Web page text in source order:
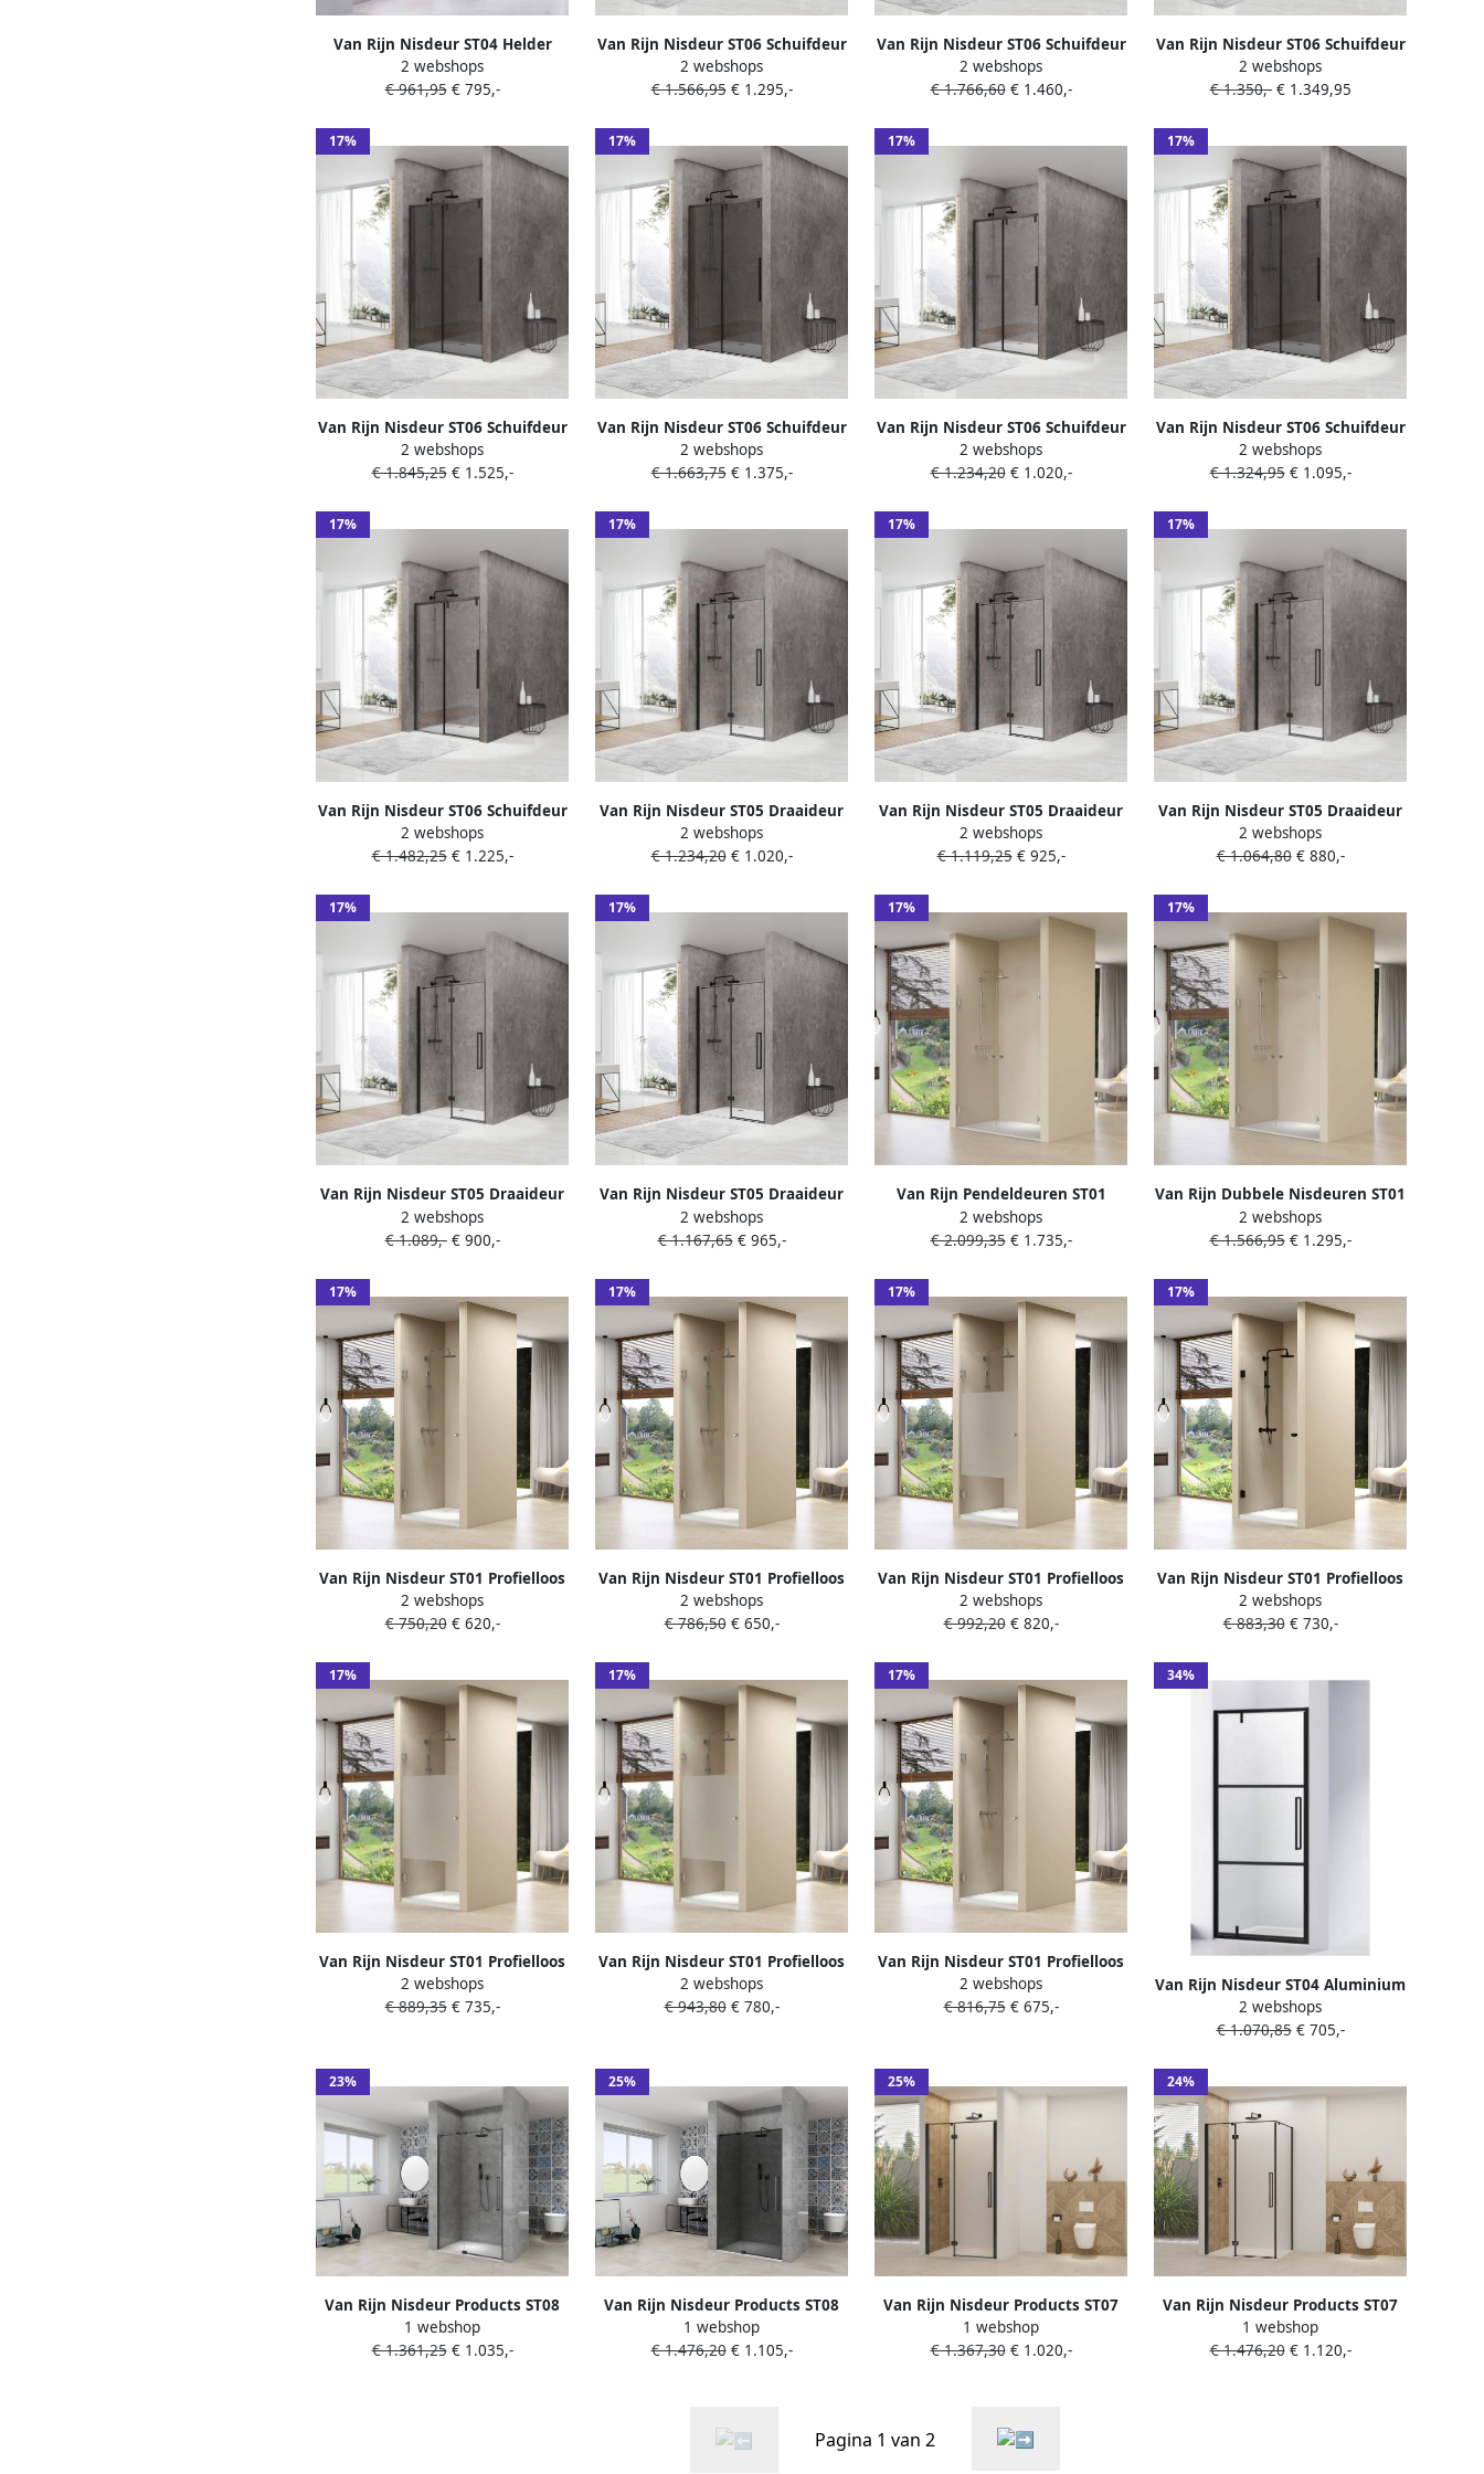
Van Rijn Nisdeur ST04 Helder
Glas 6 mm incl. Glasbehandeling
Omkeerbaar 6 mm 100x200 cm
2 webshops
€ 961,95€ 795,-
Van Rijn Nisdeur ST06 Schuifdeur
Met Vaste Wand 160x200 cm 8
mm Soft Close Zwart
2 webshops
€ 1.566,95€ 1.295,-
Van Rijn Nisdeur ST06 Schuifdeur
Met Vaste Wand Rookglas
160x200 cm 8 mm Soft Close
2 webshops
€ 1.766,60€ 1.460,-
Van Rijn Nisdeur ST06 Schuifdeur
Met Vaste Wand 180x200 cm 8
mm Soft Close Zwart
2 webshops
€ 1.350,-€ 1.349,95
17%
Van Rijn Nisdeur ST06 Schuifdeur
Met Vaste Wand Rookglas
180x200 cm 8 mm Soft Close
2 webshops
€ 1.845,25€ 1.525,-
17%
Van Rijn Nisdeur ST06 Schuifdeur
Met Vaste Wand Rookglas
140x200 cm 8 mm Soft Close
2 webshops
€ 1.663,75€ 1.375,-
17%
Van Rijn Nisdeur ST06 Schuifdeur
Met Vaste Wand 120x200 cm 8
mm Soft Close Zwart
2 webshops
€ 1.234,20€ 1.020,-
17%
Van Rijn Nisdeur ST06 Schuifdeur
Met Vaste Wand Rookglas
120x200 cm 8 mm Soft Close
2 webshops
€ 1.324,95€ 1.095,-
17%
Van Rijn Nisdeur ST06 Schuifdeur
Met Vaste Wand 140x200 cm 8
mm Soft Close Zwart
2 webshops
€ 1.482,25€ 1.225,-
17%
Van Rijn Nisdeur ST05 Draaideur
Met Vaste Wand 140x200 cm 8
mm Zwart
2 webshops
€ 1.234,20€ 1.020,-
17%
Van Rijn Nisdeur ST05 Draaideur
Met Vaste Wand 110x200 cm 8
mm Zwart
2 webshops
€ 1.119,25€ 925,-
17%
Van Rijn Nisdeur ST05 Draaideur
Met Vaste Wand 90x200 cm 8
mm Zwart
2 webshops
€ 1.064,80€ 880,-
17%
Van Rijn Nisdeur ST05 Draaideur
Met Vaste Wand 100x200 cm 8
mm Zwart
2 webshops
€ 1.089,-€ 900,-
17%
Van Rijn Nisdeur ST05 Draaideur
Met Vaste Wand 120x200 cm 8
mm Zwart
2 webshops
€ 1.167,65€ 965,-
17%
Van Rijn Pendeldeuren ST01
Satijn Glas 100x200 cm 8 mm
Zwart
2 webshops
€ 2.099,35€ 1.735,-
17%
Van Rijn Dubbele Nisdeuren ST01
Helder Glas 100x200 cm 8 mm
Zwart
2 webshops
€ 1.566,95€ 1.295,-
17%
Van Rijn Nisdeur ST01 Profielloos
70x200 cm Helder Glas 8 mm
Zwart
2 webshops
€ 750,20€ 620,-
17%
Van Rijn Nisdeur ST01 Profielloos
80x200 cm Helder Glas 8 mm
Zwart
2 webshops
€ 786,50€ 650,-
17%
Van Rijn Nisdeur ST01 Profielloos
90x200 cm Met Satijnbaan 8 mm
Zwart
2 webshops
€ 992,20€ 820,-
17%
Van Rijn Nisdeur ST01 Profielloos
100x200 cm Helder Glas 8 mm
Zwart
2 webshops
€ 883,30€ 730,-
17%
Van Rijn Nisdeur ST01 Profielloos
70x200 cm Met Satijnbaan 8 mm
Zwart
2 webshops
€ 889,35€ 735,-
17%
Van Rijn Nisdeur ST01 Profielloos
80x200 cm Met Satijnbaan 8 mm
Zwart
2 webshops
€ 943,80€ 780,-
17%
Van Rijn Nisdeur ST01 Profielloos
90x200 cm Helder Glas 8 mm
Zwart
2 webshops
€ 816,75€ 675,-
34%
Van Rijn Nisdeur ST04 Aluminium
Profiel 6 mm Helder Glas Zwart
Frame (Alle Maten)
2 webshops
€ 1.070,85€ 705,-
23%
Van Rijn Nisdeur Products ST08
Draaideur 2-Delig 100x200 cm 8
mm Helder Glas Incl. Muurprofiel
1 webshop
€ 1.361,25€ 1.035,-
25%
Van Rijn Nisdeur Products ST08
Draaideur 2-Delig 100x200 cm 8
mm Rookglas Incl. Muurprofiel
1 webshop
€ 1.476,20€ 1.105,-
25%
Van Rijn Nisdeur Products ST07
Aan Vast Deel 100x200 cm 8 mm
Helder Glas Incl. Beslag Greep en
1 webshop
€ 1.367,30€ 1.020,-
24%
Van Rijn Nisdeur Products ST07
Voor Hoekcabine 100x200 cm 8
mm Helder Glas Incl. Beslag
1 webshop
€ 1.476,20€ 1.120,-
Pagina 1 van 2